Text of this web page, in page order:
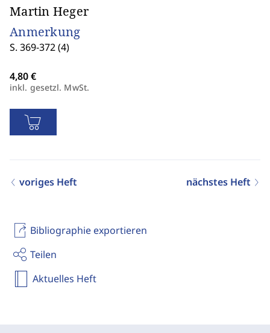
Bibliographie exportieren
Teilen
Aktuelles Heft
Martin Heger
Anmerkung
S. 369-372 (4)
inkl. gesetzl. MwSt.
voriges Heft nächstes Heft